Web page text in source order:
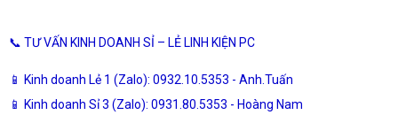
📞 TƯ VẤN KINH DOANH SỈ – LẺ LINH KIỆN PC
📱 Kinh doanh Lẻ 1 (Zalo): 0932.10.5353 - Anh.Tuấn
📱 Kinh doanh Sỉ 3 (Zalo): 0931.80.5353 - Hoàng Nam